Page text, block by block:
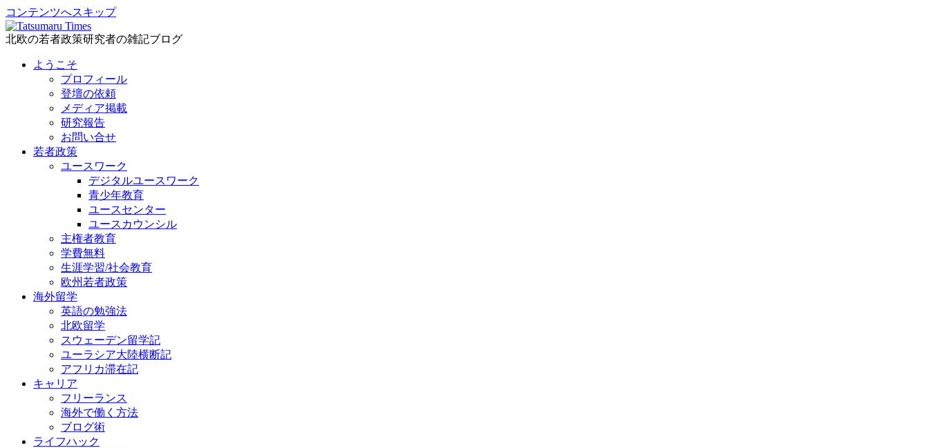
コンテンツへスキップ
北欧の若者政策研究者の雑記ブログ
ようこそ
プロフィール
登壇の依頼
メディア掲載
研究報告
お問い合せ
若者政策
ユースワーク
デジタルユースワーク
青少年教育
ユースセンター
ユースカウンシル
主権者教育
学費無料
生涯学習/社会教育
欧州若者政策
海外留学
英語の勉強法
北欧留学
スウェーデン留学記
ユーラシア大陸横断記
アフリカ滞在記
キャリア
フリーランス
海外で働く方法
ブログ術
ライフハック